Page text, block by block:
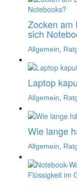
Zocken am
sich
Allgemein
Laptop
Allgemein
Wie lange
Allgemein